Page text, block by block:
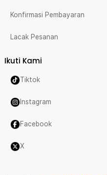
Konfirmasi Pembayaran
Lacak Pesanan
Ikuti Kami
Tiktok
Instagram
Facebook
X